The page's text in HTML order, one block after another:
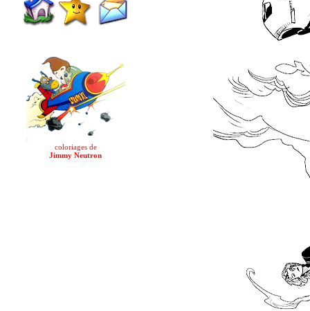
coloriages de
Jimmy Neutron